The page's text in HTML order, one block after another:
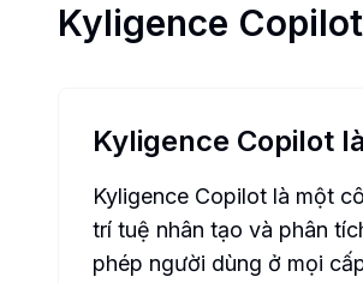
Kyligence Copilot
Kyligence Copilot
Kyligence Copilot là một
trí tuệ nhân tạo và phân
phép người dùng ở mọi